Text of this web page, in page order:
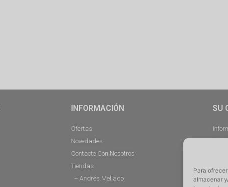
Para
almacenar
INFORMACIÓN
Ofertas
Novedades
Contacte Con Nosotros
Tiendas
– Andrés Mellado
SU